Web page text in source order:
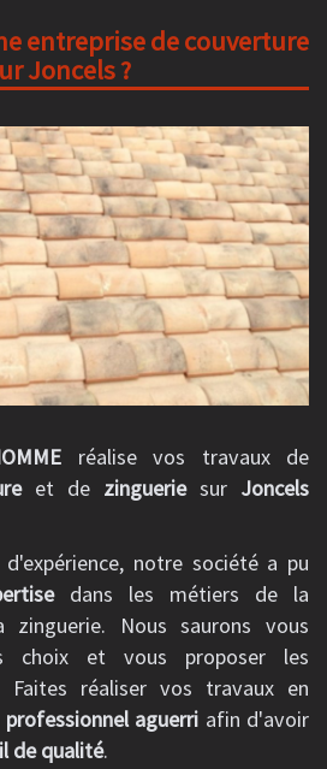
entreprise de couverture
Joncels ?
réalise vos travaux de
et de zingueriesur Joncels
notre société a pu
dans les métiers de la
Nous saurons vous
choix et vous proposer les
Faites réaliser vos travaux en
professionnel aguerri afin d'avoir
de qualité.